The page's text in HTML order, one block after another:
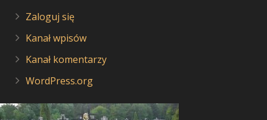
Zaloguj się
Kanał wpisów
Kanał komentarzy
WordPress.org